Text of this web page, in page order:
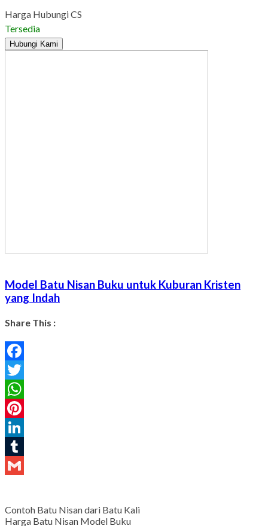
Harga Hubungi CS
Tersedia
Hubungi Kami
Model Batu Nisan Buku untuk Kuburan Kristen
yang Indah
Share This :
Facebook
Twitter
WhatsApp
Pinterest
LinkedIn
Tumblr
Contoh Batu Nisan dari Batu Kali
Harga Batu Nisan Model Buku